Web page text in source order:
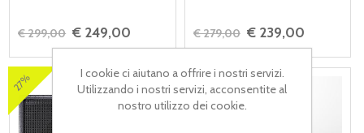
€ 299,00 € 249,00 € 279,00 € 239,00
27% 13%
I cookie ci aiutano a offrire i nostri servizi.
Utilizzando i nostri servizi, acconsentite al
nostro utilizzo dei cookie.